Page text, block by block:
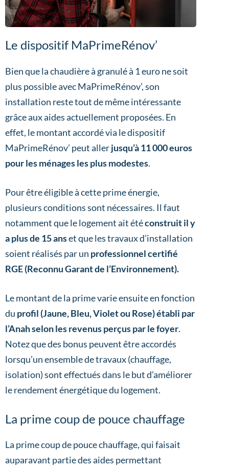
Le dispositif MaPrimeRénov’
Bien que la chaudière à granulé à 1 euro ne soit
plus possible avec MaPrimeRénov’, son
installation reste tout de même intéressante
grâce aux aides actuellement proposées. En
effet, le montant accordé via le dispositif
MaPrimeRénov’ peut allerjusqu’à 11 000 euros
pour les ménages les plus modestes.
Pour être éligible à cette prime énergie,
plusieurs conditions sont nécessaires. Il faut
notamment que le logement ait étéconstruit il y
a plus de 15 anset que les travaux d’installation
soient réalisés par un professionnel certifié
RGE (Reconnu Garant de l’Environnement).
Le montant de la prime varie ensuite en fonction
du profil (Jaune, Bleu, Violet ou Rose) établi par
l’Anah selon les revenus perçus par le foyer.
Notez que des bonus peuvent être accordés
lorsqu’un ensemble de travaux (chauffage,
isolation) sont effectués dans le but d’améliorer
le rendement énergétique du logement.
La prime coup de pouce chauffage
La prime coup de pouce chauffage, qui faisait
auparavant partie des aides permettant